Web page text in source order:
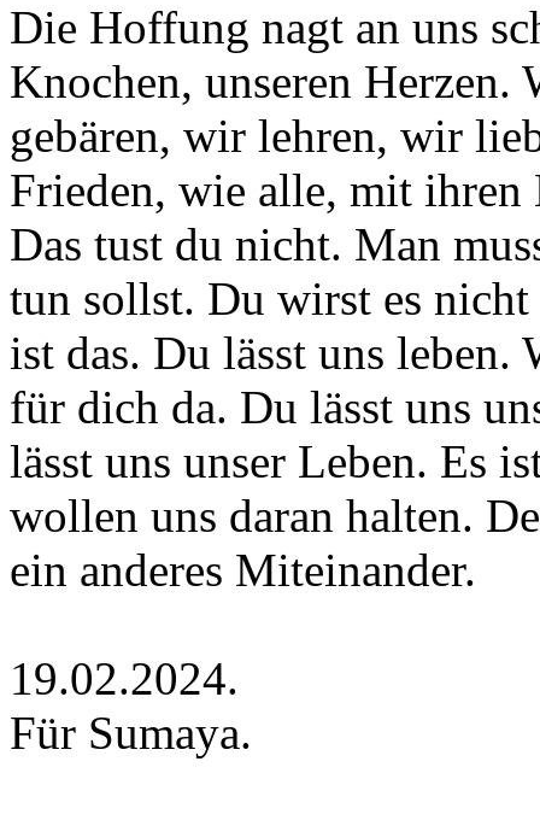
Die Hoffung nagt an uns
Knochen, unseren
gebären, wir lehren, wir
Frieden, wie alle, mit
Das tust du nicht. Man
tun sollst. Du wirst es
ist das. Du lässt uns
für dich da. Du lässt uns
lässt uns unser Leben. Es
wollen uns daran halten.
ein anderes Miteinander.
19.02.2024.
Für Sumaya.